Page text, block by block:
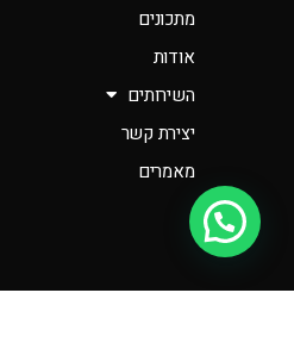
מתכונים
אודות
השירותים
יצירת קשר
מאמרים